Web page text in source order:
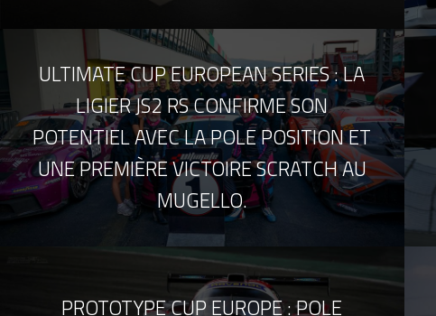
ULTIMATE CUP EUROPEAN SERIES : LA
LIGIER JS2 RS CONFIRME SON
POTENTIEL AVEC LA POLE POSITION ET
UNE PREMIÈRE VICTOIRE SCRATCH AU
MUGELLO.
PROTOTYPE CUP EUROPE : POLE